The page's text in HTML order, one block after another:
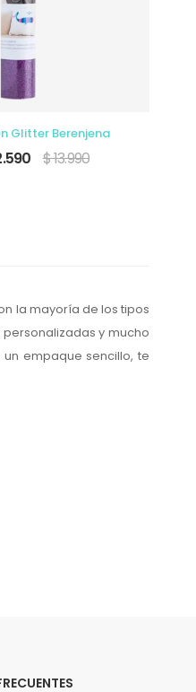
Glitter Berenjena
$ 13.990
la mayoría de los tipos
y mucho
empaque sencillo, te